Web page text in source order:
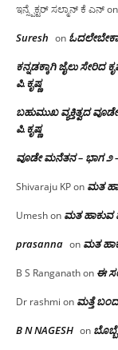
ಇನ್ಸ್ಪೆಕ್ಟರ್ ಸಲ್ಮಾನ್ ಕೆ ಎನ್on
Suresh on
ಕನ್ನಡಕ್ಕಾಗಿ ಜೈಲು ಸೇರಿದ
ಪಿ.ಕೃಷ್ಣ
ಬಹುಮುಖ ವ್ಯಕ್ತಿತ್ವದ
ಪಿ.ಕೃಷ್ಣ
ವೂಡೇ ಮನೆತನ – ಭಾಗ ೨
Shivaraju KPon ಮತ
Umeshon ಮತ ಹಾಕುವ
prasanna on ಮತ
B S Ranganathon ಈ
Dr rashmi on ಮತ್ತೆ
B N NAGESH on